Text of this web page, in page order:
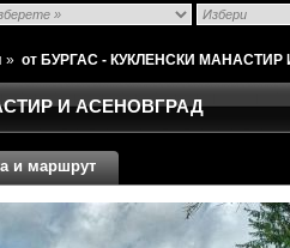
» от БУРГАС - КУКЛЕНСКИ
И АСЕНОВГРАД
и маршрут